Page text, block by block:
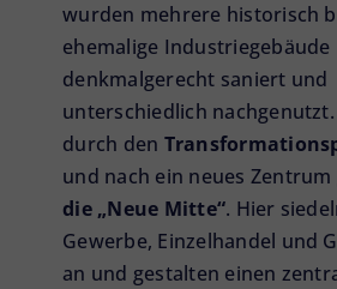
wurden mehrere historisch
ehemalige Industriegebäude
denkmalgerecht saniert und
unterschiedlich
durch den
und nach ein neues Zentrum
die „Neue Mitte“. Hier
Gewerbe, Einzelhandel und
an und gestalten einen